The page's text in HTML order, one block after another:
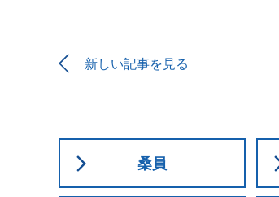
新しい記事を見る
桑員